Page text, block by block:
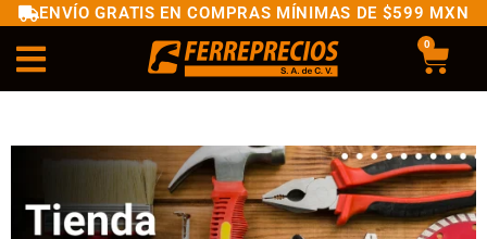
ENVÍO GRATIS EN COMPRAS MÍNIMAS DE $599 MXN
0